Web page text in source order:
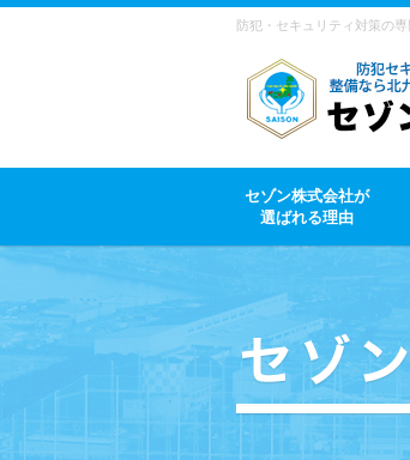
防犯・セキュリティ対策の
セゾン株式会社が
選ばれる理由